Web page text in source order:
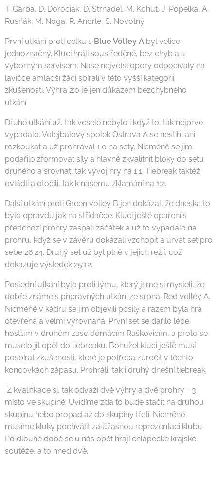
T. Garba, D. Dorociak, D. Strnadel, M. Kohut, J. Popelka, A.
Rusňák, M. Noga, R. Andrle, S. Novotný
První utkání proti celku s Blue Volley A byl velice
jednoznačný. Kluci hráli soustředěně, bez chyb a s
výborným servisem. Naše největší opory odpočívaly na
lavičce amladší žáci sbírali v této vyšší kategorii
zkušenosti. Výhra 2:0 je jen důkazem bezchybného
utkání.
Druhé utkání už, tak veselé nebylo i když to, tak nejprve
vypadalo. Volejbalový spolek Ostrava A se nestihl ani
rozkoukat a už prohrával 1:0 na sety. Nicméně se jim
podařilo zformovat síly a hlavně zkvalitnit bloky do setu
druhého a srovnat, tak vývoj hry na 1:1. Tiebreak taktéž
ovládli a otočili, tak k našemu zklamání na 1:2.
Další utkání proti Green volley B jen dokázal, že dneska to
bylo opravdu jak na střídačce. Kluci ještě opaření s
předchozí prohry zaspali začátek a už to vypadalo na
prohru, když se v závěru dokázali vzchopit a urvat set pro
sebe 26:24. Druhý set už byl plně v jejich režií, což
dokazuje výsledek 25:12.
Poslední utkání bylo proti týmu, který jsme si mysleli, že
dobře známe s přípravných utkání ze srpna. Red volley A.
Nicméně v kádru se jim objevili posily a rázem byla hra
otevřená a velmi vyrovnaná. První set se dařilo lépe
hostům v druhém zase domácím Raškovicím, a proto se
muselo jít opět do tiebreaku. Bohužel kluci ještě musí
posbírat zkušenosti, které je potřeba zúročit v těchto
koncovkách zápasu. Prohráli, tak i druhý dnešní tiebreak.
Z kvalifikace si, tak odváží dvě výhry a dvě prohry = 3.
místo ve skupině. Uvidíme zda to bude stačit na druhou
skupinu nebo propad až do skupiny třetí. Nicméně
musíme kluky pochválit za úžasnou reprezentaci klubu.
Po dlouhé době se u nás opět hrají chlapecké krajské
soutěže, a to hned dvě.